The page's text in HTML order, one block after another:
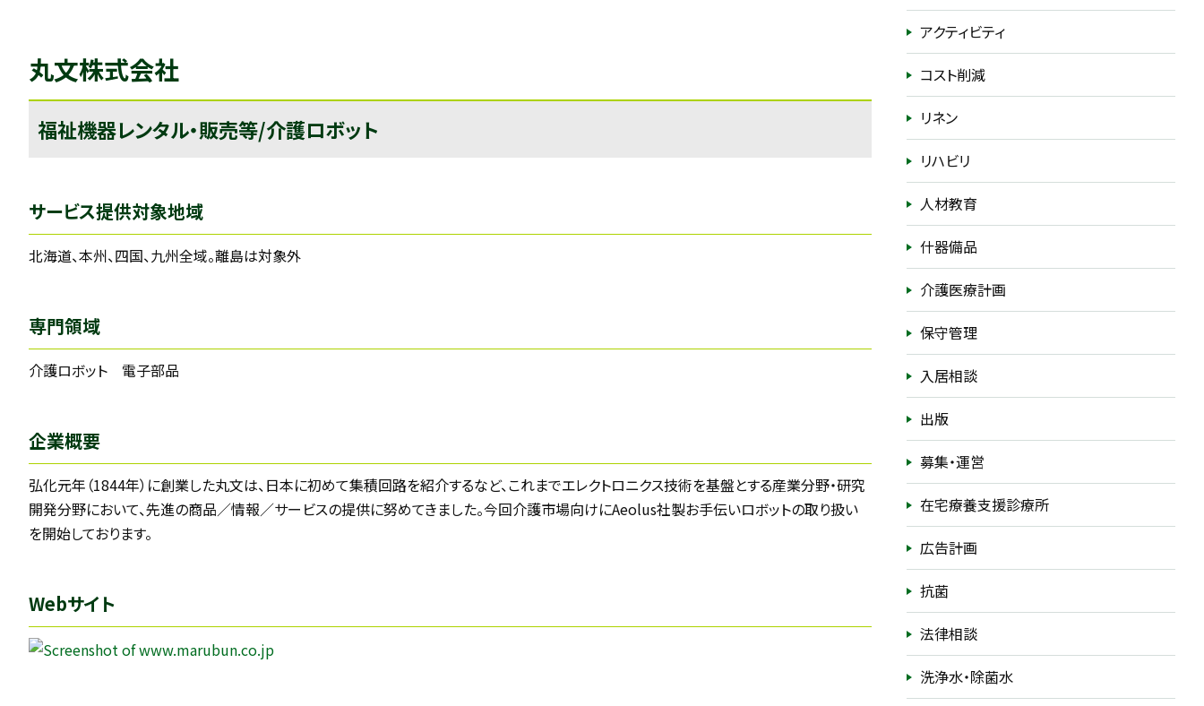
丸文株式会社
福祉機器レンタル・販売等/介護ロボット
サービス提供対象地域
北海道、本州、四国、九州全域。離島は対象外
専門領域
介護ロボット 電子部品
企業概要
弘化元年（1844年）に創業した丸文は、日本に初めて集積回路を紹介するなど、これまでエレクトロニクス技術を基盤とする産業分野・研究
開発分野において、先進の商品／情報／サービスの提供に努めてきました。今回介護市場向けにAeolus社製お手伝いロボットの取り扱い
を開始しております。
Webサイト
アクティビティ
コスト削減
リネン
リハビリ
人材教育
什器備品
介護医療計画
保守管理
入居相談
出版
募集・運営
在宅療養支援診療所
広告計画
抗菌
法律相談
洗浄水・除菌水